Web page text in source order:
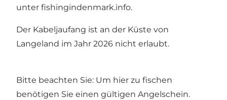
unter fishingindenmark.info.
Der Kabeljaufang ist an der Küste von
Langeland im Jahr 2026 nicht erlaubt.
Bitte beachten Sie: Um hier zu fischen
benötigen Sie einen gültigen Angelschein.